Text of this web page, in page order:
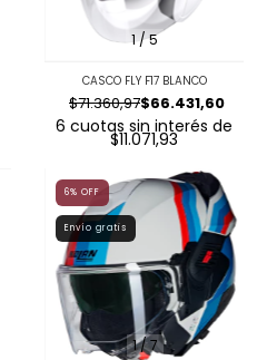
1/5
CASCO FLY F17 BLANCO
$66.431,60
$71.360,97
6 cuotas sin interés de
$11.071,93
1/7
6% OFF
Envío gratis